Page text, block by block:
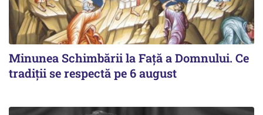
Minunea Schimbării la Față a Domnului. Ce
tradiții se respectă pe 6 august